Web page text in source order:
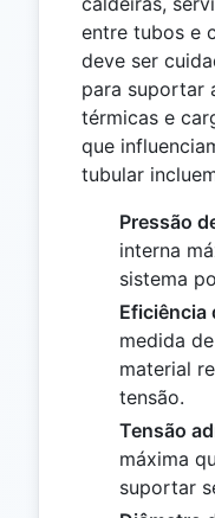
entre tubos e
deve ser
para suportar
térmicas e
que
tubular
Pressão
interna
sistema
Eficiência
medida
material
tensão.
Tensão
máxima
suportar